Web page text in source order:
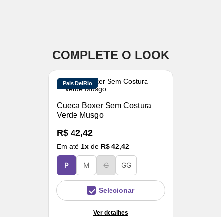
COMPLETE O LOOK
Pais DelRio
Cueca Boxer Sem Costura
Verde Musgo
R$ 42,42
Em até 1x de R$ 42,42
P M G GG
Selecionar
Ver detalhes